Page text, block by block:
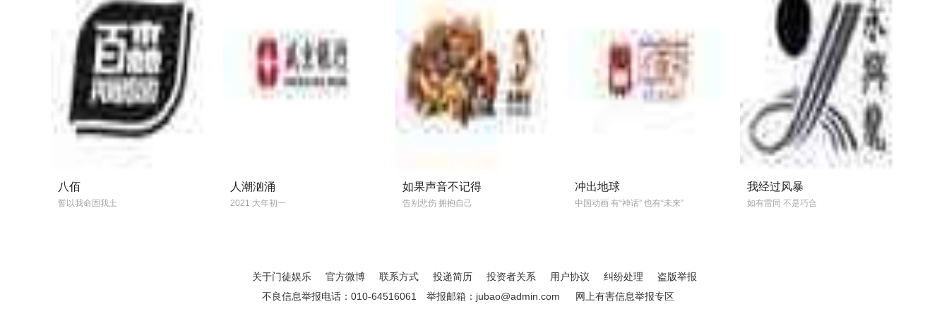
八佰
誓以我命固我土
人潮汹涌
2021 大年初一
如果声音不记得
告别悲伤 拥抱自己
冲出地球
中国动画 有“神话” 也有“未来”
我经过风暴
如有雷同 不是巧合
关于门徒娱乐 官方微博 联系方式 投递简历 投资者关系 用户协议 纠纷处理
盗版举报
不良信息举报电话：010-64516061
举报邮箱：jubao@admin.com 网上有害信息举报专区